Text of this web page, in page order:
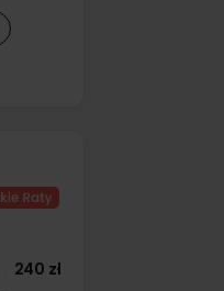
240 zł